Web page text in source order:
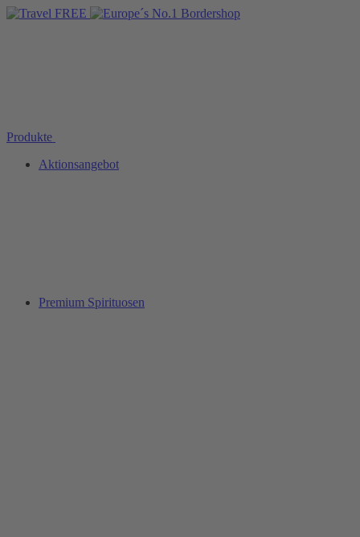
Produkte
Aktionsangebot
Premium Spirituosen